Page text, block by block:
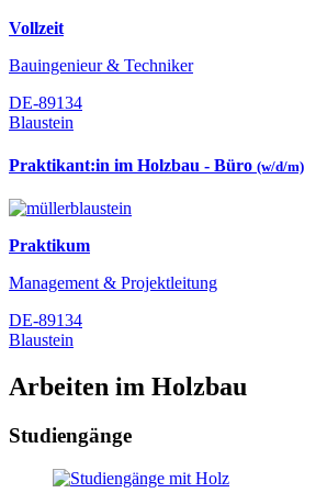
Vollzeit
Bauingenieur & Techniker
DE-89134
Blaustein
Praktikant:in im Holzbau - Büro (w/d/m)
Praktikum
Management & Projektleitung
DE-89134
Blaustein
Arbeiten im Holzbau
Studiengänge